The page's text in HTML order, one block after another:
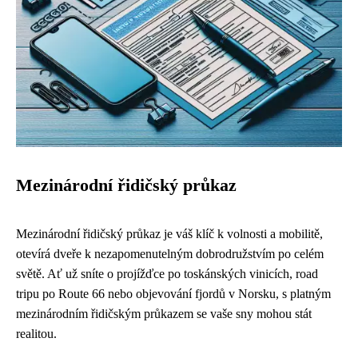
Mezinárodní řidičský průkaz
Mezinárodní řidičský průkaz je váš klíč k volnosti a mobilitě,
otevírá dveře k nezapomenutelným dobrodružstvím po celém
světě. Ať už sníte o projížďce po toskánských vinicích, road
tripu po Route 66 nebo objevování fjordů v Norsku, s platným
mezinárodním řidičským průkazem se vaše sny mohou stát
realitou.